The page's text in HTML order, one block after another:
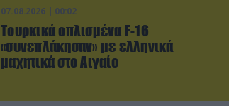
07.08.2026 | 00:02
Τουρκικά οπλισμένα F-16
«συνεπλάκησαν» με ελληνικά
μαχητικά στο Αιγαίο